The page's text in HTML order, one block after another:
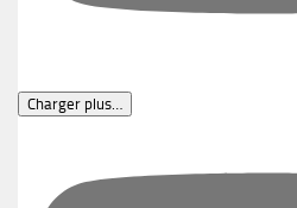
Charger plus…